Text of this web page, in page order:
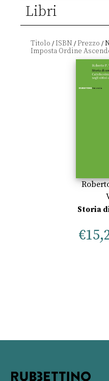
Libri
Titolo /ISBN /Prezzo /
Storia
€